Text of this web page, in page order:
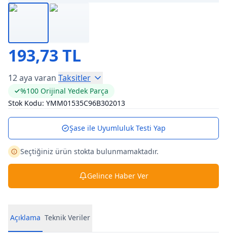
193,73 TL
12 aya varan Taksitler
%100 Orijinal Yedek Parça
Stok Kodu: YMM01535C96B302013
Şase ile Uyumluluk Testi Yap
Seçtiğiniz ürün stokta bulunmamaktadır.
Gelince Haber Ver
Açıklama Teknik Veriler